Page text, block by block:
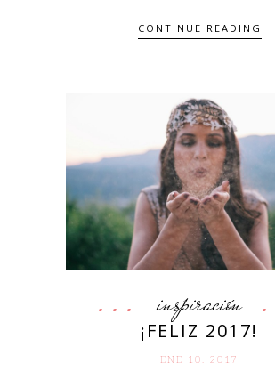
CONTINUE READING
inspiración
¡FELIZ 2017!
ENE 10. 2017